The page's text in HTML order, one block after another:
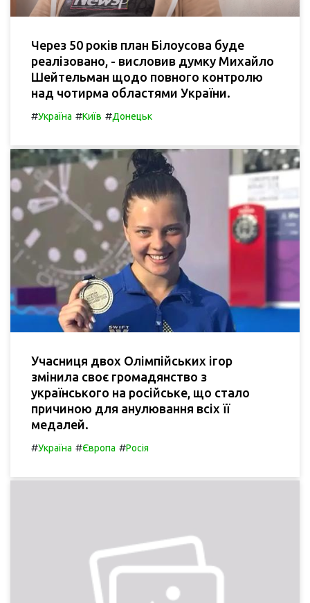
Через 50 років план Білоусова буде
реалізовано, - висловив думку Михайло
Шейтельман щодо повного контролю
над чотирма областями України.
#Україна #Київ #Донецьк
Учасниця двох Олімпійських ігор
змінила своє громадянство з
українського на російське, що стало
причиною для анулювання всіх її
медалей.
#Україна #Європа #Росія